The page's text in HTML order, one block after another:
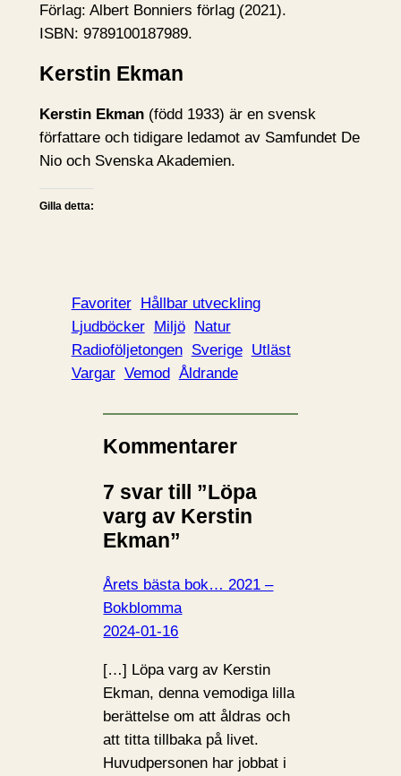
Förlag: Albert Bonniers förlag (2021).
ISBN: 9789100187989.
Kerstin Ekman
Kerstin Ekman(född 1933) är en svensk
författare och tidigare ledamot av Samfundet De
Nio och Svenska Akademien.
Gilla detta:
Favoriter
Hållbar utveckling
Ljudböcker
Miljö
Natur
Radioföljetongen Sverige Utläst
Vargar Vemod Åldrande
Kommentarer
7 svar till ”Löpa
varg av Kerstin
Ekman”
Årets bästa bok… 2021 –
Bokblomma
2024-01-16
[…] Löpa varg av Kerstin
Ekman, denna vemodiga lilla
berättelse om att åldras och
att titta tillbaka på livet.
Huvudpersonen har jobbat i